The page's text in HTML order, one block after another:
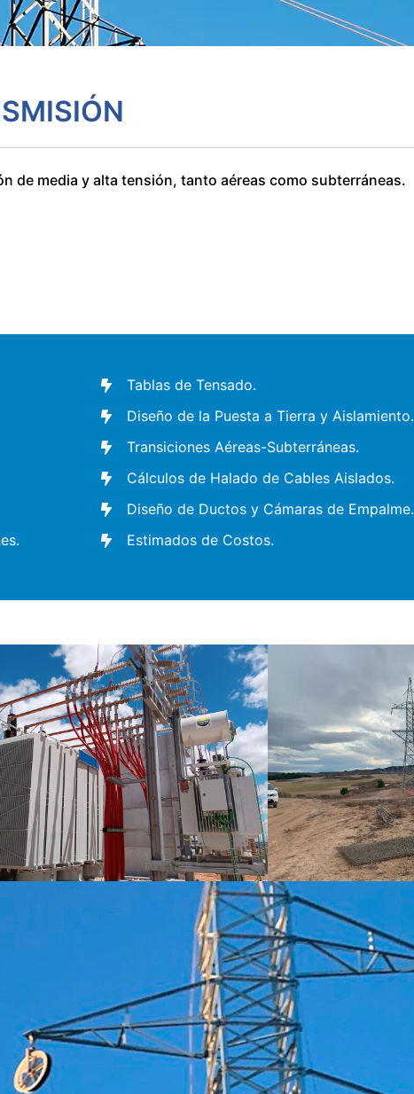
de media y alta tensión, tanto aéreas como subterráneas.
Tablas de Tensado.
Diseño de la Puesta a Tierra y Aislamiento.
Transiciones Aéreas-Subterráneas.
Cálculos de Halado de Cables Aislados.
Diseño de Ductos y Cámaras de Empalme.
Estimados de Costos.